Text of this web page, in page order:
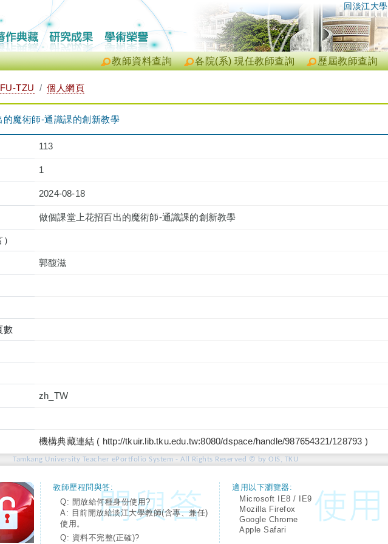
回淡江大學
歷屆教師查詢
各院(系) 現任教師查詢
教師資料查詢
TZU 個人網頁
魔術師-通識課的創新教學
113
1
2024-08-18
做個課堂上花招百出的魔術師-通識課的創新教學
郭馥滋
數
zh_TW
機構典藏連結 ( http://tkuir.lib.tku.edu.tw:8080/dspace/handle/987654321/128793 )
Tamkang University Teacher ePortfolio System - All Rights Reserved © by OIS, TKU
教師歷程問與答:
Q: 開放給何種身份使用?
A: 目前開放給淡江大學教師(含專、兼任)
使用。
Q: 資料不完整(正確)?
適用以下瀏覽器:
Microsoft IE8 / IE9
Mozilla Firefox
Google Chrome
Apple Safari